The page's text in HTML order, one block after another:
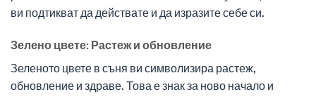
ви подтикват да действате и да изразите себе си.
Зелено цвете: Растеж и обновление
Зеленото цвете в съня ви символизира растеж,
обновление и здраве. Това е знак за ново начало и